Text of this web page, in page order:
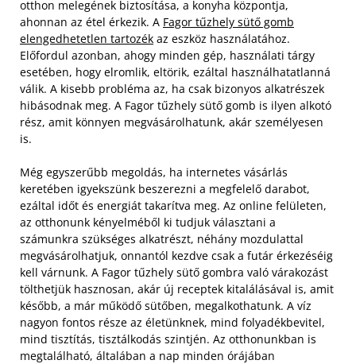
otthon melegének biztosítása, a konyha központja,
ahonnan az étel érkezik. A Fagor tűzhely sütő gomb
elengedhetetlen tartozék az eszköz használatához.
Előfordul azonban, ahogy minden gép, használati tárgy
esetében, hogy elromlik, eltörik, ezáltal használhatatlanná
válik. A kisebb probléma az, ha csak bizonyos alkatrészek
hibásodnak meg. A Fagor tűzhely sütő gomb is ilyen alkotó
rész, amit könnyen megvásárolhatunk, akár személyesen
is.
Még egyszerűbb megoldás, ha internetes vásárlás
keretében igyekszünk beszerezni a megfelelő darabot,
ezáltal időt és energiát takarítva meg. Az online felületen,
az otthonunk kényelméből ki tudjuk választani a
számunkra szükséges alkatrészt, néhány mozdulattal
megvásárolhatjuk, onnantól kezdve csak a futár érkezéséig
kell várnunk. A Fagor tűzhely sütő gombra való várakozást
tölthetjük hasznosan, akár új receptek kitalálásával is, amit
később, a már működő sütőben, megalkothatunk. A víz
nagyon fontos része az életünknek, mind folyadékbevitel,
mind tisztítás, tisztálkodás szintjén. Az otthonunkban is
megtalálható, általában a nap minden órájában